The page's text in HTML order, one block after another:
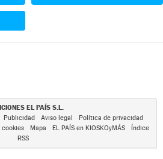
EL PAÍS S.L.
Publicidad Aviso legal
Política de privacidad
cookies Mapa EL PAÍS en KIOSKOyMÁS
Índice
RSS